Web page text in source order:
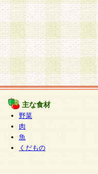
主な食材
野菜
肉
魚
くだもの